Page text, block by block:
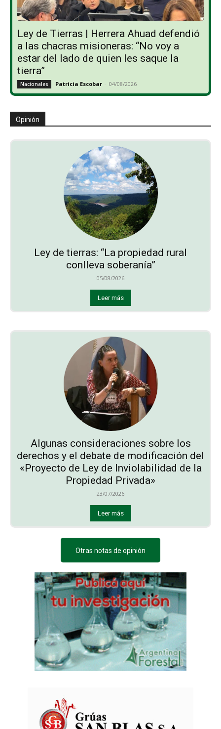
Ley de Tierras | Herrera Ahuad defendió
a las chacras misioneras: “No voy a
estar del lado de quien les saque la
tierra”
Nacionales Patricia Escobar - 04/08/2026
Opinión
Ley de tierras: “La propiedad rural
conlleva soberanía”
05/08/2026
Leer más
Algunas consideraciones sobre los
derechos y el debate de modificación del
«Proyecto de Ley de Inviolabilidad de la
Propiedad Privada»
23/07/2026
Leer más
Otras notas de opinión